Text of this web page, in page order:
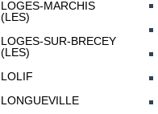
LOGES-MARCHIS
(LES)
LOGES-SUR-BRECEY
(LES)
LOLIF
LONGUEVILLE